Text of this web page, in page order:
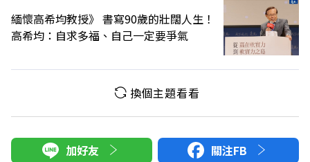
緬懷高希均教授》 書寫90歲的壯闊人生！
高希均：自求多福、自己一定要爭氣
換個主題看看
加好友 關注FB